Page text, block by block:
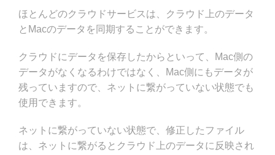
ほとんどのクラウドサービスは、クラウド上のデータ
とMacのデータを同期することができます。
クラウドにデータを保存したからといって、Mac側の
データがなくなるわけではなく、Mac側にもデータが
残っていますので、ネットに繋がっていない状態でも
使用できます。
ネットに繋がっていない状態で、修正したファイル
は、ネットに繋がるとクラウド上のデータに反映され